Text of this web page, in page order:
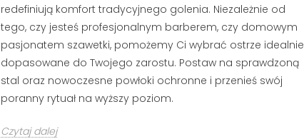
redefiniują komfort tradycyjnego golenia. Niezależnie od
tego, czy jesteś profesjonalnym barberem, czy domowym
pasjonatem szawetki, pomożemy Ci wybrać ostrze idealnie
dopasowane do Twojego zarostu. Postaw na sprawdzoną
stal oraz nowoczesne powłoki ochronne i przenieś swój
poranny rytuał na wyższy poziom.
Czytaj dalej